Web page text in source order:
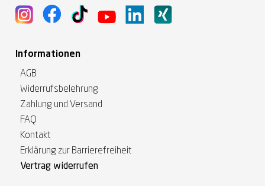
Informationen
AGB
Widerrufsbelehrung
Zahlung und Versand
FAQ
Kontakt
Erklärung zur Barrierefreiheit
Vertrag widerrufen